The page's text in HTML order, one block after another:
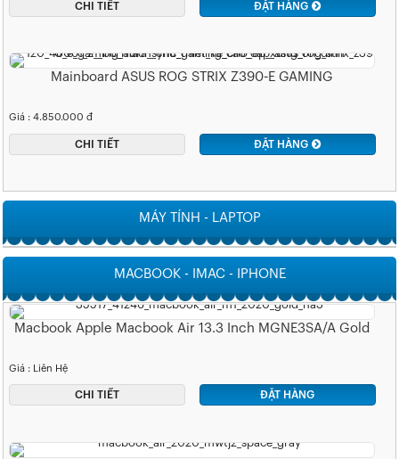
CHI TIẾT ĐẶT HÀNG
Mainboard ASUS ROG STRIX Z390-E GAMING
Giá : 4.850.000 đ
CHI TIẾT ĐẶT HÀNG
MÁY TÍNH - LAPTOP
MACBOOK - IMAC - IPHONE
Macbook Apple Macbook Air 13.3 Inch MGNE3SA/A Gold
Giá : Liên Hệ
CHI TIẾT ĐẶT HÀNG